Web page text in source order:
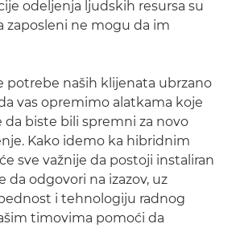
odeljenja ljudskih resursa su
zaposleni ne mogu da im
potrebe naših klijenata ubrzano
vas opremimo alatkama koje
biste bili spremni za novo
Kako idemo ka hibridnim
sve važnije da postoji instaliran
da odgovori na izazov, uz
i tehnologiju radnog
timovima pomoći da